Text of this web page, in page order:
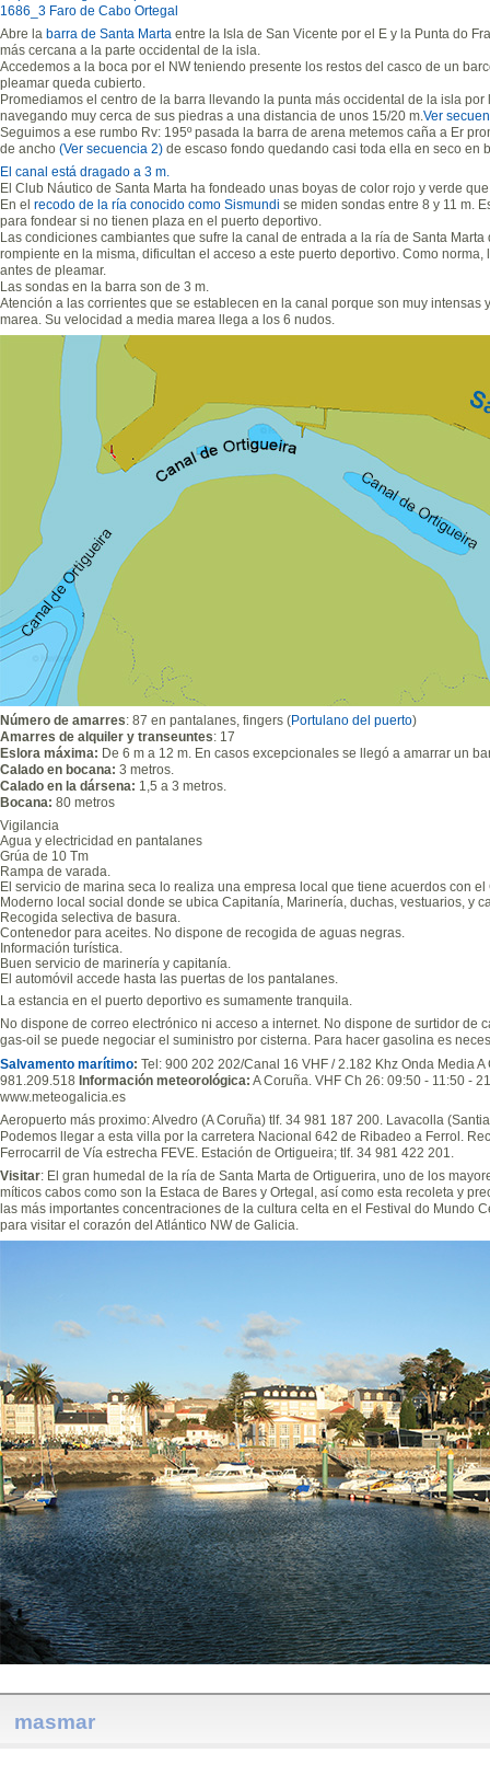
1686_3 Faro de Cabo Ortegal
Abre la barra de Santa Marta entre la Isla de San Vicente por el E y la Punta do
más cercana a la parte occidental de la isla.
Accedemos a la boca por el NW teniendo presente los restos del casco de un
pleamar queda cubierto.
Promediamos el centro de la barra llevando la punta más occidental de la isla
navegando muy cerca de sus piedras a una distancia de unos 15/20 m.Ver
Seguimos a ese rumbo Rv: 195º pasada la barra de arena metemos caña a Er
de ancho (Ver secuencia 2) de escaso fondo quedando casi toda ella en seco en
El canal está dragado a 3 m.
El Club Náutico de Santa Marta ha fondeado unas boyas de color rojo y verde
En el recodo de la ría conocido como Sismundi se miden sondas entre 8 y 11 m.
para fondear si no tienen plaza en el puerto deportivo.
Las condiciones cambiantes que sufre la canal de entrada a la ría de Santa
rompiente en la misma, dificultan el acceso a este puerto deportivo. Como
antes de pleamar.
Las sondas en la barra son de 3 m.
Atención a las corrientes que se establecen en la canal porque son muy intensas
marea. Su velocidad a media marea llega a los 6 nudos.
Número de amarres: 87 en pantalanes, fingers (Portulano del puerto)
Amarres de alquiler y transeuntes: 17
Eslora máxima: De 6 m a 12 m. En casos excepcionales se llegó a amarrar un
Calado en bocana: 3 metros.
Calado en la dársena: 1,5 a 3 metros.
Bocana: 80 metros
Vigilancia
Agua y electricidad en pantalanes
Grúa de 10 Tm
Rampa de varada.
El servicio de marina seca lo realiza una empresa local que tiene acuerdos con el
Moderno local social donde se ubica Capitanía, Marinería, duchas, vestuarios, y
Recogida selectiva de basura.
Contenedor para aceites. No dispone de recogida de aguas negras.
Información turística.
Buen servicio de marinería y capitanía.
El automóvil accede hasta las puertas de los pantalanes.
La estancia en el puerto deportivo es sumamente tranquila.
No dispone de correo electrónico ni acceso a internet. No dispone de surtidor de
gas-oil se puede negociar el suministro por cisterna. Para hacer gasolina es
Salvamento marítimo: Tel: 900 202 202/Canal 16 VHF / 2.182 Khz Onda Media
981.209.518 Información meteorológica: A Coruña. VHF Ch 26: 09:50 - 11:50 -
www.meteogalicia.es
Aeropuerto más proximo: Alvedro (A Coruña) tlf. 34 981 187 200. Lavacolla
Podemos llegar a esta villa por la carretera Nacional 642 de Ribadeo a Ferrol.
Ferrocarril de Vía estrecha FEVE. Estación de Ortigueira; tlf. 34 981 422 201.
Visitar: El gran humedal de la ría de Santa Marta de Ortiguerira, uno de los
míticos cabos como son la Estaca de Bares y Ortegal, así como esta recoleta y
las más importantes concentraciones de la cultura celta en el Festival do Mundo
para visitar el corazón del Atlántico NW de Galicia.
masmar